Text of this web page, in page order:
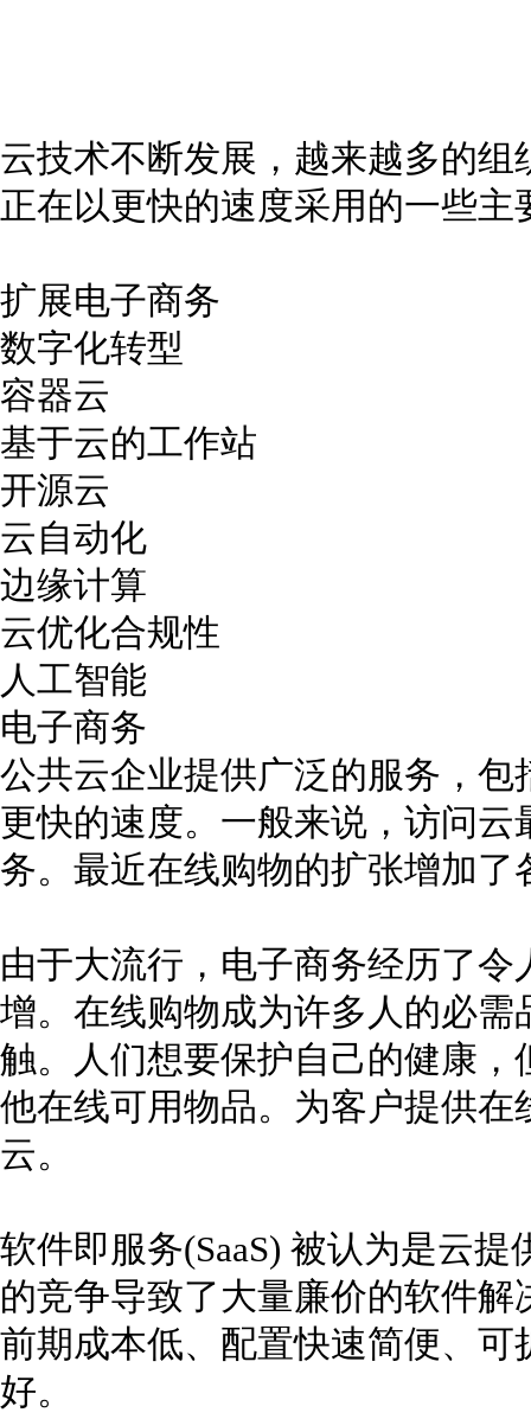
云技术不断发展，越来越多的
正在以更快的速度采用的一些主
扩展电子商务
数字化转型
容器云
基于云的工作站
开源云
云自动化
边缘计算
云优化合规性
人工智能
电子商务
公共云企业提供广泛的服务，
更快的速度。一般来说，访问
务。最近在线购物的扩张增加
由于大流行，电子商务经历了
增。在线购物成为许多人的必
触。人们想要保护自己的健康
他在线可用物品。为客户提供
云。
软件即服务(SaaS) 被认为是云
的竞争导致了大量廉价的软件
前期成本低、配置快速简便、
好。